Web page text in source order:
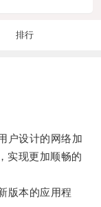
排行
设计的网络加
实现更加顺畅的
本的应用程